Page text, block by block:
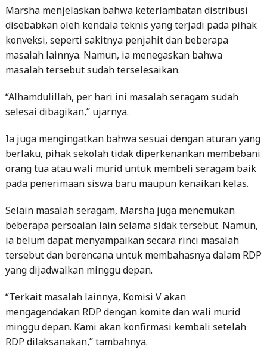
Marsha menjelaskan bahwa keterlambatan distribusi
disebabkan oleh kendala teknis yang terjadi pada pihak
konveksi, seperti sakitnya penjahit dan beberapa
masalah lainnya. Namun, ia menegaskan bahwa
masalah tersebut sudah terselesaikan.
“Alhamdulillah, per hari ini masalah seragam sudah
selesai dibagikan,” ujarnya.
Ia juga mengingatkan bahwa sesuai dengan aturan yang
berlaku, pihak sekolah tidak diperkenankan membebani
orang tua atau wali murid untuk membeli seragam baik
pada penerimaan siswa baru maupun kenaikan kelas.
Selain masalah seragam, Marsha juga menemukan
beberapa persoalan lain selama sidak tersebut. Namun,
ia belum dapat menyampaikan secara rinci masalah
tersebut dan berencana untuk membahasnya dalam RDP
yang dijadwalkan minggu depan.
“Terkait masalah lainnya, Komisi V akan
mengagendakan RDP dengan komite dan wali murid
minggu depan. Kami akan konfirmasi kembali setelah
RDP dilaksanakan,” tambahnya.